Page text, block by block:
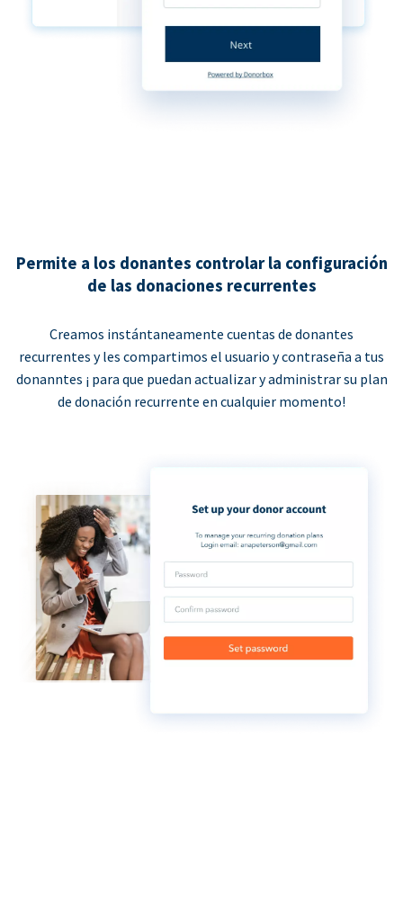
Permite a los donantes controlar la configuración
de las donaciones recurrentes
Creamos instántaneamente cuentas de donantes
recurrentes y les compartimos el usuario y contraseña a tus
donanntes ¡ para que puedan actualizar y administrar su plan
de donación recurrente en cualquier momento!